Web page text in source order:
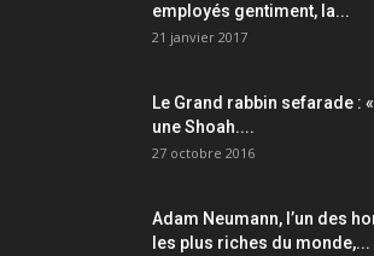
employés gentiment, la...
21 janvier 2017
Le Grand rabbin sefarade :
une Shoah....
27 octobre 2016
Adam Neumann, l’un des
les plus riches du monde,...